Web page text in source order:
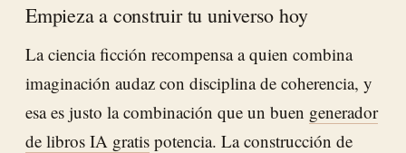
Empieza a construir tu universo hoy
La ciencia ficción recompensa a quien combina
imaginación audaz con disciplina de coherencia, y
esa es justo la combinación que un buen generador
de libros IA gratis potencia. La construcción de